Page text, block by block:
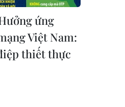
ứng
Việt Nam:
thiết thực